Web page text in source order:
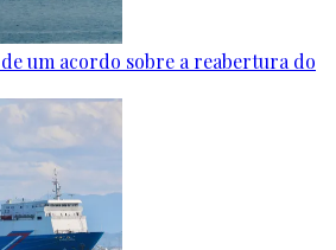
um acordo sobre a reabertura do